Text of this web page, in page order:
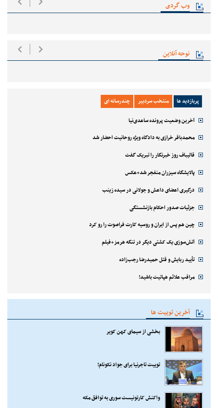
وب گردی
نوحه آنلاین
آخرین وضعیت پرونده ساعدی‌نیا
محمدباقر خرازی به دادگاه ویژه روحانیت احضار شد
درگیری اعضای داعش و جولانی در سیده زینب
جزئیات صدور احکام بازنشستگی
چین هم پس از ایران و روسیه کارت فراصوت را رو کرد
آتش‌سوزی یک کشتی دیگر در تنگه هرمز+فیلم
تأیید ربایش و قتل حمیدرضا رجب‌زاده
مراقب علائم هپاتیت باشید!